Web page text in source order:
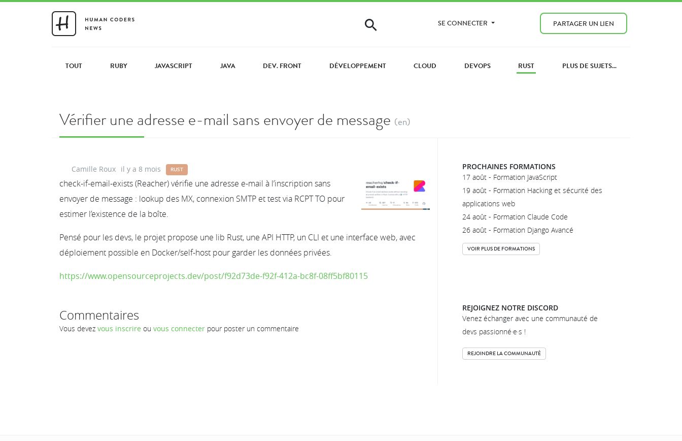
SE CONNECTER PARTAGER UN LIEN
TOUT RUBY JAVASCRIPT JAVA DEV. FRONT DÉVELOPPEMENT CLOUD DEVOPS RUST PLUS DE SUJETS...
Vérifier une adresse e-mail sans envoyer de message (en)
Camille Roux il y a 8 mois RUST
check-if-email-exists (Reacher) vérifie une adresse e-mail à l’inscription sans
envoyer de message : lookup des MX, connexion SMTP et test via RCPT TO pour
estimer l’existence de la boîte.
Pensé pour les devs, le projet propose une lib Rust, une API HTTP, un CLI et une interface web, avec
déploiement possible en Docker/self-host pour garder les données privées.
https://www.opensourceprojects.dev/post/f92d73de-f92f-412a-bc8f-08ff5bf80115
Commentaires
Vous devez vous inscrire ou vous connecter pour poster un commentaire
PROCHAINES FORMATIONS
17 août - Formation JavaScript
19 août - Formation Hacking et sécurité des
applications web
24 août - Formation Claude Code
26 août - Formation Django Avancé
VOIR PLUS DE FORMATIONS
REJOIGNEZ NOTRE DISCORD
Venez échanger avec une communauté de
devs passionné·e·s !
REJOINDRE LA COMMUNAUTÉ